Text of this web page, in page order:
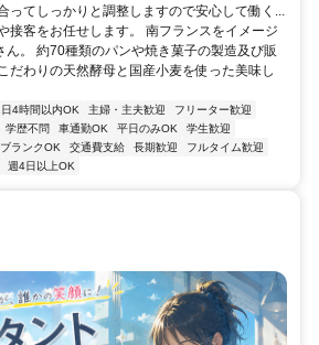
ってしっかりと調整しますので安心して働く...
接客をお任せします。 南フランスをイメージ
ん。 約70種類のパンや焼き菓子の製造及び販
だわりの天然酵母と国産小麦を使った美味し
日4時間以内OK 主婦・主夫歓迎
フリーター歓迎
学歴不問 車通勤OK 平日のみOK
学生歓迎
ブランクOK 交通費支給 長期歓迎
フルタイム歓迎
週4日以上OK